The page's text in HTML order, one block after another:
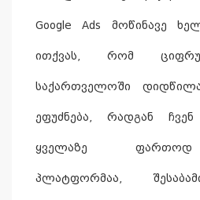
Google Ads მოწინავე
ითქვას, რომ
საქართველოში
ეფუძნება, რადგან ჩვენ
ყველაზე ფართოდ
პლატფორმაა,